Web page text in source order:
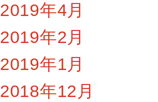
2019年4月
2019年2月
2019年1月
2018年12月